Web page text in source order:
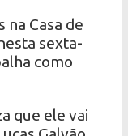
na Casa de
sexta-
como
que ele vai